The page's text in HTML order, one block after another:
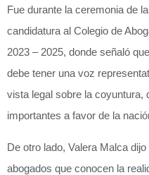
Fue durante la ceremonia de
candidatura al Colegio de
2023 – 2025, donde señaló
debe tener una voz
vista legal sobre la coyuntura,
importantes a favor de la
De otro lado, Valera Malca
abogados que conocen la